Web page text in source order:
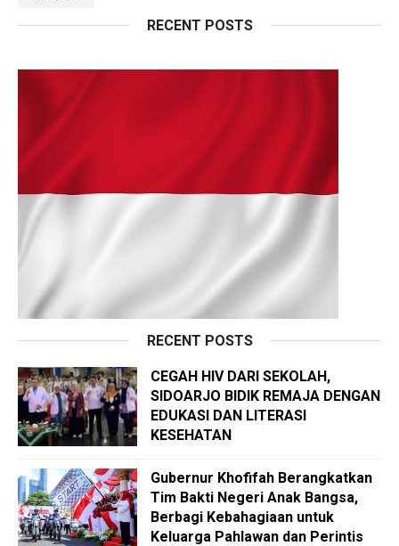
RECENT POSTS
RECENT POSTS
CEGAH HIV DARI SEKOLAH,
SIDOARJO BIDIK REMAJA DENGAN
EDUKASI DAN LITERASI
KESEHATAN
Gubernur Khofifah Berangkatkan
Tim Bakti Negeri Anak Bangsa,
Berbagi Kebahagiaan untuk
Keluarga Pahlawan dan Perintis